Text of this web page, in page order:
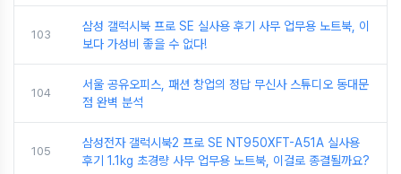
103
삼성 갤럭시북 프로 SE 실사용 후기 사무 업무용 노트북, 이
보다 가성비 좋을 수 없다!
104
서울 공유오피스, 패션 창업의 정답 무신사 스튜디오 동대문
점 완벽 분석
105
삼성전자 갤럭시북2 프로 SE NT950XFT-A51A 실사용
후기 1.1kg 초경량 사무 업무용 노트북, 이걸로 종결될까요?